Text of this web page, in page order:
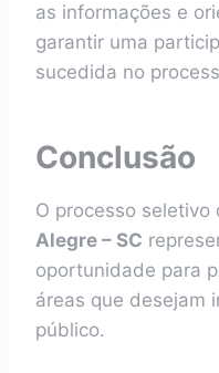
as informações e
garantir uma
sucedida no
Conclusão
O processo seletivo
Alegre – SC
oportunidade para
áreas que desejam
público.